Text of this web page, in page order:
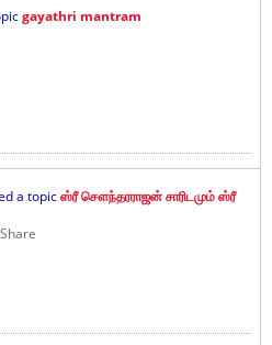
gayathri mantram
a topicஸ்ரீ சௌந்தரராஜன் சாரிடமும் ஸ்ரீ